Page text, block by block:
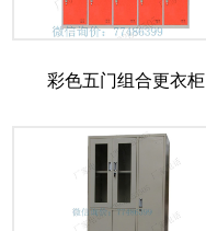
彩色五门组合更衣柜